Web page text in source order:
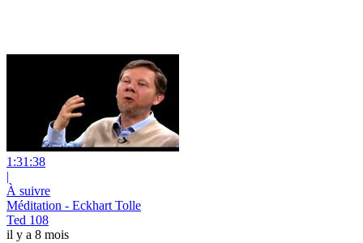
1:31:38
|
À suivre
Méditation - Eckhart Tolle
Ted 108
il y a 8 mois